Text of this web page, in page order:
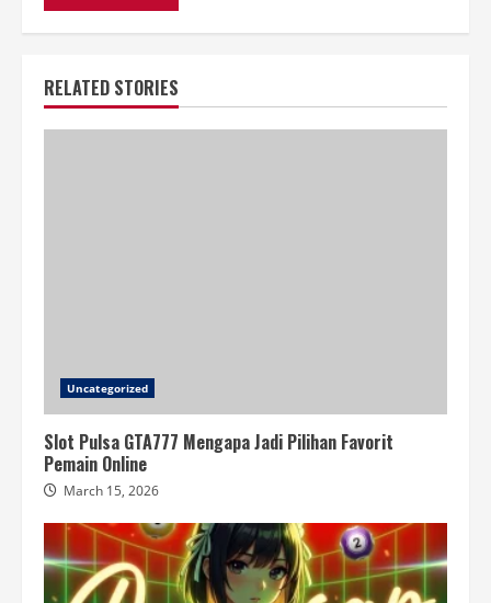
RELATED STORIES
Uncategorized
Slot Pulsa GTA777 Mengapa Jadi Pilihan Favorit
Pemain Online
March 15, 2026